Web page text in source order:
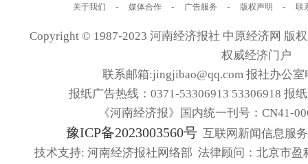
关于我们 - 媒体合作 - 广告服务 - 版权声明 - 联
Copyright © 1987-2023 河南经济报社 中原经济网 版
权威经济门户
联系邮箱:jingjibao@qq.com 报社办公
报纸广告热线：0371-53306913 53306918 报
《河南经济报》国内统一刊号：CN41-
豫ICP备2023003560号 互联网新闻信息服
技术支持: 河南经济报社网络部 法律顾问：北京市